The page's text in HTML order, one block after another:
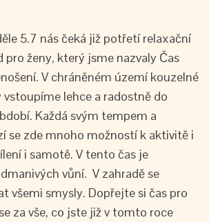
5.7 nás čeká již potřetí relaxační
pro ženy, který jsme nazvaly Čas
V chráněném území kouzelné
lehce a radostně do
Každá svým tempem a
se zde mnoho možností k aktivitě i
i samotě. V tento čas je
vůní. V zahradě se
všemi smysly. Dopřejte si čas pro
za vše, co jste již v tomto roce